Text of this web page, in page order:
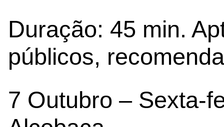
Duração: 45 min.
públicos,
7 Outubro – Sexta-